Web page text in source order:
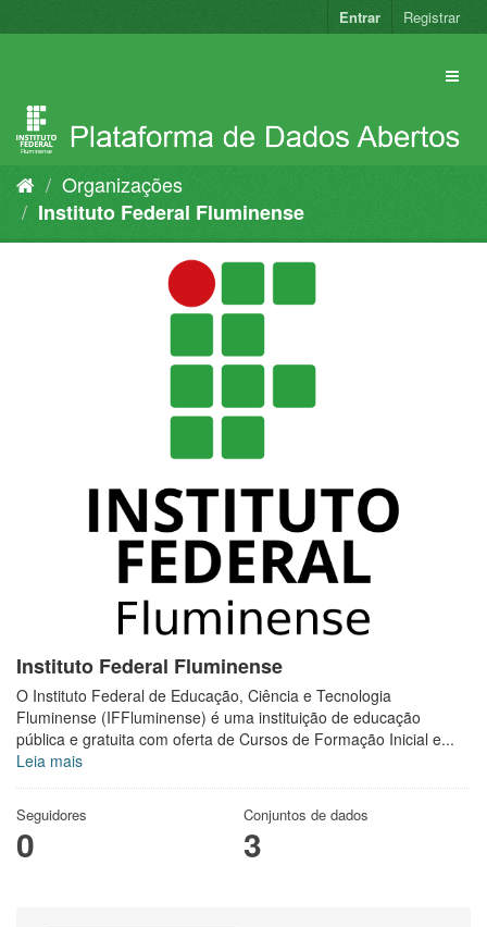
para
Entrar Registrar
Organizações
Instituto Federal Fluminense
Instituto Federal Fluminense
O Instituto Federal de Educação, Ciência e Tecnologia
Fluminense (IFFluminense) é uma instituição de educação
pública e gratuita com oferta de Cursos de Formação Inicial e...
Leia mais
Seguidores
0
Conjuntos de dados
3